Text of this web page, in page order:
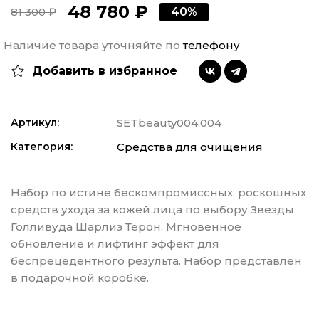
81 300 ₽ 48 780 ₽ 40%
Наличие товара уточняйте потелефону
Добавить в избранное
Артикул: SETbeauty004.004
Категория: Средства для очищения
Набор по истине бескомпромиссных, роскошных
средств ухода за кожей лица по выбору Звезды
Голливуда Шарлиз Терон. Мгновенное
обновление и лифтинг эффект для
беспрецедентного результа. Набор представлен
в подарочной коробке.